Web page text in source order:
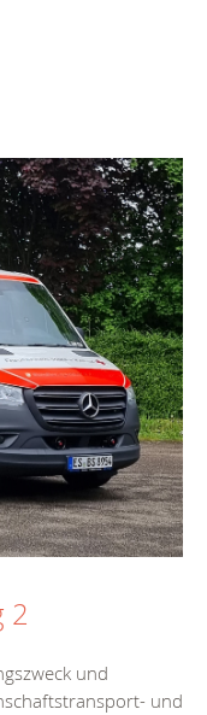
2
und
und